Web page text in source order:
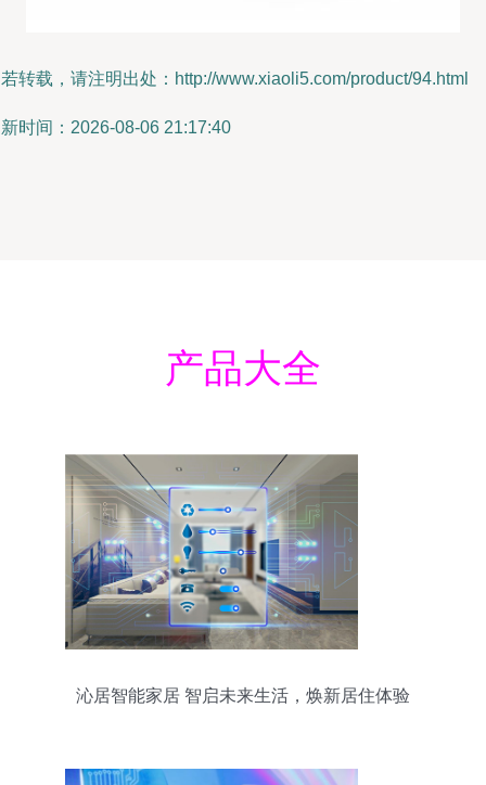
转载，请注明出处：http://www.xiaoli5.com/product/94.html
时间：2026-08-06 21:17:40
产品大全
沁居智能家居 智启未来生活，焕新居住体验